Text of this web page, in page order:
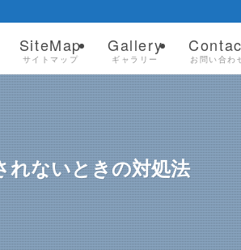
SiteMap
サイトマップ
Gallery
ギャラリー お問い合わ
れないときの対処法